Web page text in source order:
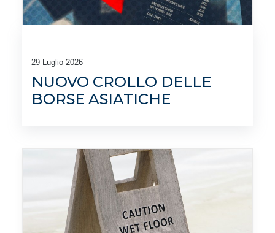
29 Luglio 2026
NUOVO CROLLO DELLE
BORSE ASIATICHE